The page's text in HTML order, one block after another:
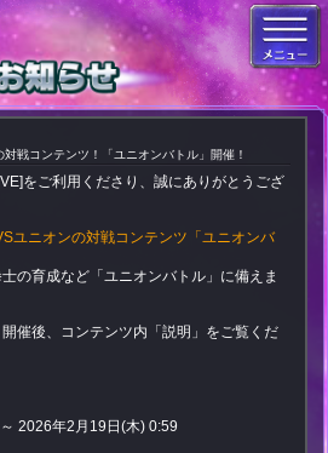
戦コンテンツ！「ユニオンバトル」開催！
をご利用くださり、誠にありがとうござ
ユニオンの対戦コンテンツ「ユニオンバ
の育成など「ユニオンバトル」に備えま
催後、コンテンツ内「説明」をご覧くだ
2026年2月19日(木) 0:59